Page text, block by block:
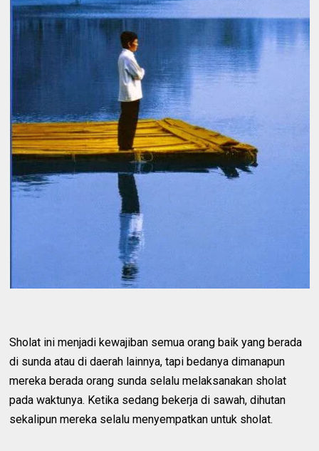
Sholat ini menjadi kewajiban semua orang baik yang berada
di sunda atau di daerah lainnya, tapi bedanya dimanapun
mereka berada orang sunda selalu melaksanakan sholat
pada waktunya. Ketika sedang bekerja di sawah, dihutan
sekalipun mereka selalu menyempatkan untuk sholat.